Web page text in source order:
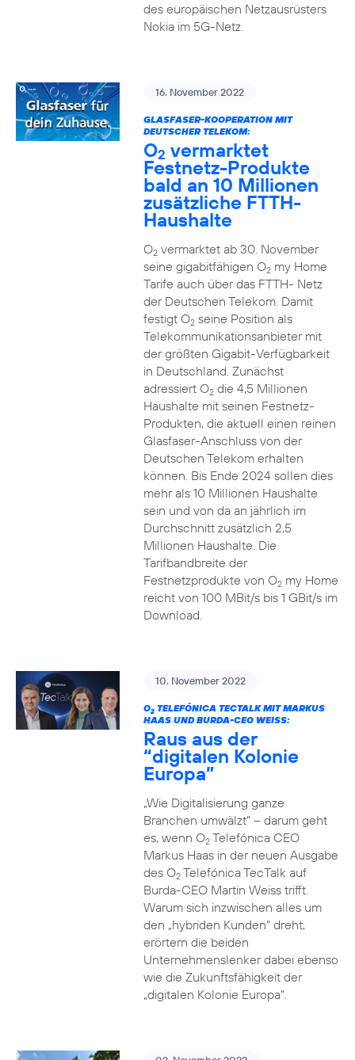
des europäischen Netzausrüsters
Nokia im 5G-Netz.
16. November 2022
GLASFASER-KOOPERATION MIT
DEUTSCHER TELEKOM:
O2 vermarktet
Festnetz-Produkte
bald an 10 Millionen
zusätzliche FTTH-
Haushalte
O2vermarktet ab 30. November
seine gigabitfähigen O2my Home
Tarife auch über das FTTH- Netz
der Deutschen Telekom. Damit
festigt O2seine Position als
Telekommunikationsanbieter mit
der größten Gigabit-Verfügbarkeit
in Deutschland. Zunächst
adressiert O2die 4,5 Millionen
Haushalte mit seinen Festnetz-
Produkten, die aktuell einen reinen
Glasfaser-Anschluss von der
Deutschen Telekom erhalten
können. Bis Ende 2024 sollen dies
mehr als 10 Millionen Haushalte
sein und von da an jährlich im
Durchschnitt zusätzlich 2,5
Millionen Haushalte. Die
Tarifbandbreite der
Festnetzprodukte von O2my Home
reicht von 100 MBit/s bis 1 GBit/s im
Download.
10. November 2022
O2TELEFÓNICA TECTALK MIT MARKUS
HAAS UND BURDA-CEO WEISS:
Raus aus der
“digitalen Kolonie
Europa”
„Wie Digitalisierung ganze
Branchen umwälzt“ – darum geht
es, wenn O2Telefónica CEO
Markus Haas in der neuen Ausgabe
des O2Telefónica TecTalk auf
Burda-CEO Martin Weiss trifft.
Warum sich inzwischen alles um
den „hybriden Kunden“ dreht,
erörtern die beiden
Unternehmenslenker dabei ebenso
wie die Zukunftsfähigkeit der
„digitalen Kolonie Europa“.